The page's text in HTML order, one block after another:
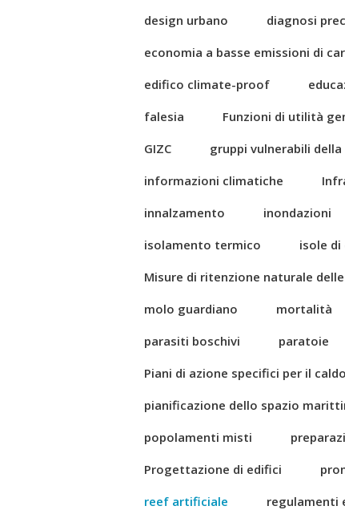
design urbano
diagnosi
economia a basse emissioni di
edifico climate-proof
falesia
Funzioni di utilità
GIZC
gruppi vulnerabili
informazioni climatiche
innalzamento
inondazioni
isolamento termico
isole di
Misure di ritenzione naturale
molo guardiano
mortalità
parasiti boschivi
paratoie
Piani di azione specifici per il caldo
pianificazione dello spazio
popolamenti misti
Progettazione di edifici
reef artificiale
regulamenti